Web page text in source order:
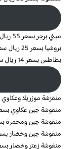
ميني برجر بسعر 55 ريال سعودي
بروشيا بسعر 25 ريال سعودي
بطاطس بسعر 14 ريال سعودي
منقزشة موزريلا وعكاوي بسعر 23
منقوشة جبن عكاوي بسعر 18 ريال
منقوشة جبن ومحمرة بسعر 25 ريال
منقوشة جبن وخضار بسعر 27 ريال
منقوشة زعتر وخضار بسعر 15 ريال